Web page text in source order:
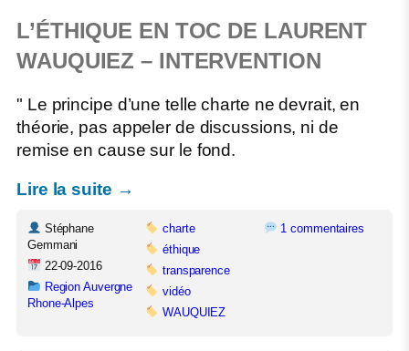
L’ÉTHIQUE EN TOC DE LAURENT
WAUQUIEZ – INTERVENTION
" Le principe d’une telle charte ne devrait, en
théorie, pas appeler de discussions, ni de
remise en cause sur le fond.
Lire la suite →
Stéphane
Gemmani
22-09-2016
Region Auvergne
Rhone-Alpes
charte
éthique
transparence
vidéo
WAUQUIEZ
1 commentaires